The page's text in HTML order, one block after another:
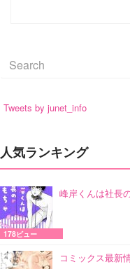
Tweets by junet_info
人気ランキング
峰岸くんは社長
178ビュー
コミックス最新